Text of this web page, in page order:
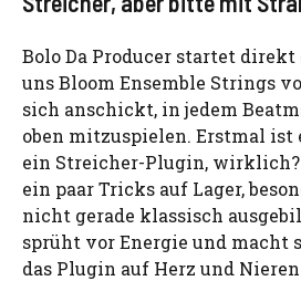
Bolo Da Producer startet
uns Bloom Ensemble Strings
sich anschickt, in jedem
oben mitzuspielen. Erstmal ist
ein Streicher-Plugin, wirklich?
ein paar Tricks auf Lager,
nicht gerade klassisch
sprüht vor Energie und macht
das Plugin auf Herz und